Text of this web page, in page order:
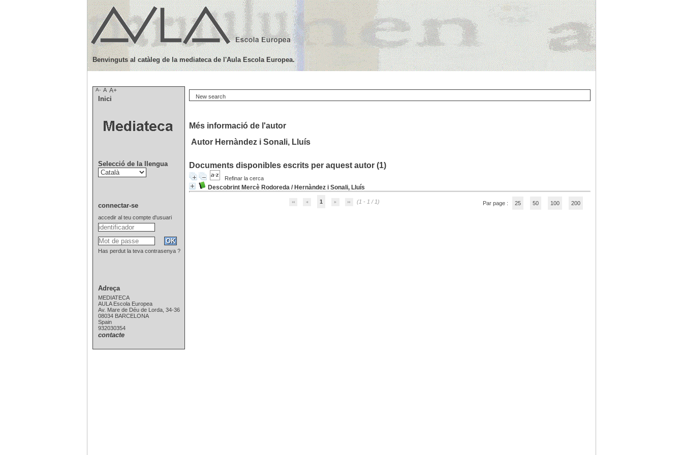
New search
Més informació de l'autor
Autor Hernàndez i Sonali, Lluís
Documents disponibles escrits per aquest autor (1)
Refinar la cerca
Descobrint Mercè Rodoreda / Hernàndez i Sonali, Lluís
1 (1 - 1 / 1) Par page : 25 50 100 200
Benvinguts al catàleg de la mediateca de l'Aula Escola Europea.
A- A A+
Inici
Selecció de la llengua
connectar-se
accedir al teu compte d'usuari
Has perdut la teva contrasenya ?
Adreça
MEDIATECA
AULA Escola Europea
Av. Mare de Déu de Lorda, 34-36
08034 BARCELONA
Spain
932030354
contacte